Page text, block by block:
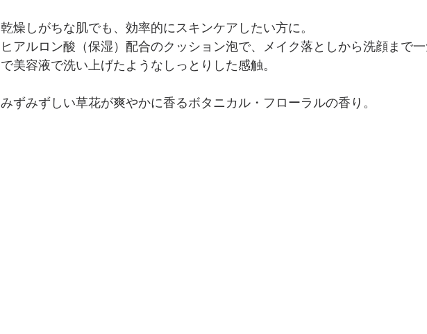
乾燥しがちな肌でも、効率的にスキンケアしたい方に。
ヒアルロン酸（保湿）配合のクッション泡で、メイク落としから洗顔まで
で美容液で洗い上げたようなしっとりした感触。
みずみずしい草花が爽やかに香るボタニカル・フローラルの香り。